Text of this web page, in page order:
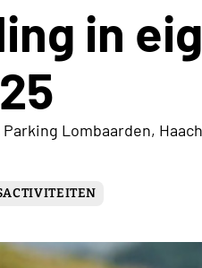
in
Lombaarden,